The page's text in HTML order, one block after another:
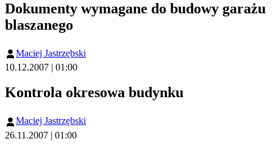
Dokumenty wymagane do budowy garażu
blaszanego
Maciej Jastrzębski
10.12.2007 | 01:00
Kontrola okresowa budynku
Maciej Jastrzębski
26.11.2007 | 01:00